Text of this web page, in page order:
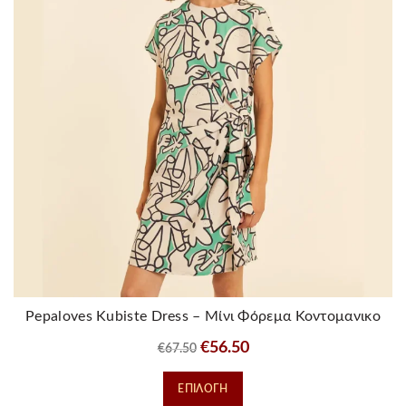
επιλογές
μπορούν
να
επιλεγούν
στη
σελίδα
του
προϊόντος
Pepaloves Kubiste Dress – Μίνι Φόρεμα Κοντομανικο
€67.50 Original
price
was:
€56.50Η
ΕΠΙΛΟΓΉ